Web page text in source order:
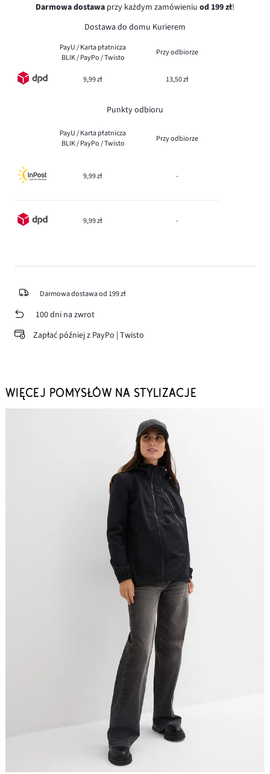
Darmowa dostawa przy każdym zamówieniu od 199 zł!
Dostawa do domu Kurierem
PayU / Karta płatnicza
BLIK / PayPo / Twisto
Przy odbiorze
9,99 zł 13,50 zł
Punkty odbioru
PayU / Karta płatnicza
BLIK / PayPo / Twisto
Przy odbiorze
9,99 zł -
9,99 zł -
Darmowa dostawa od 199 zł
100 dni na zwrot
Zapłać później z PayPo | Twisto
WIĘCEJ POMYSŁÓW NA STYLIZACJE